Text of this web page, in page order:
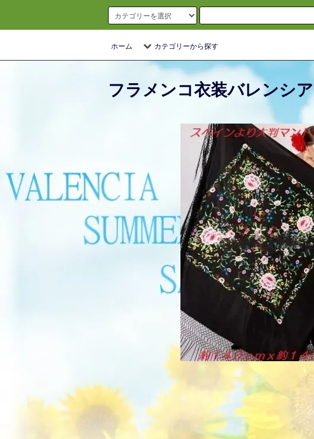
ホーム カテゴリーから探す
フラメンコ衣装バレンシア